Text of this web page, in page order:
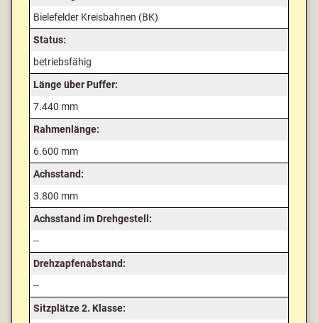
Bielefelder Kreisbahnen (BK)
Status:
betriebsfähig
Länge über Puffer:
7.440 mm
Rahmenlänge:
6.600 mm
Achsstand:
3.800 mm
Achsstand im Drehgestell:
--
Drehzapfenabstand:
--
Sitzplätze 2. Klasse: